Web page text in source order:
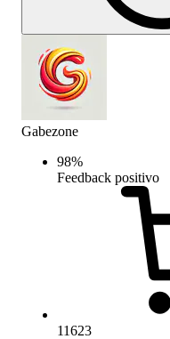
Gabezone
98%
Feedback positivo
11623